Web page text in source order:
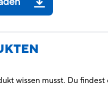
wissen musst. Du